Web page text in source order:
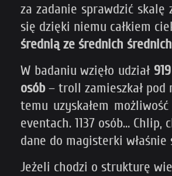
za zadanie sprawdzić
się dzięki niemu całkiem
średnią ze średnich średnich
W badaniu wzięło udział
osób– troll zamieszkał pod
temu uzyskałem
eventach. 1137 osób…
dane do magisterki właśnie
Jeżeli chodzi o strukturę